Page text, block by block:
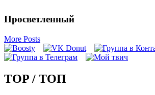
Просветленный
More Posts
TOP / ТОП